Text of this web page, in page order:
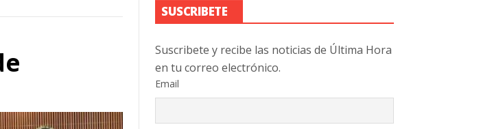
SUSCRIBETE
Suscribete y recibe las noticias de Última Hora
en tu correo electrónico.
Email